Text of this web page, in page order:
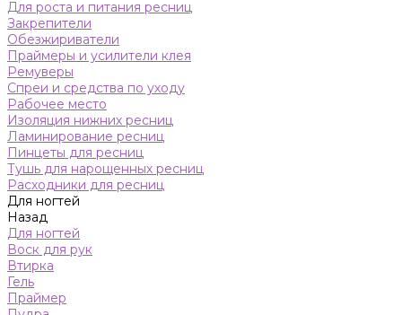
Для роста и питания ресниц
Закрепители
Обезжириватели
Праймеры и усилители клея
Ремуверы
Спреи и средства по уходу
Рабочее место
Изоляция нижних ресниц
Ламинирование ресниц
Пинцеты для ресниц
Тушь для нарощенных ресниц
Расходники для ресниц
Для ногтей
Назад
Для ногтей
Воск для рук
Втирка
Гель
Праймер